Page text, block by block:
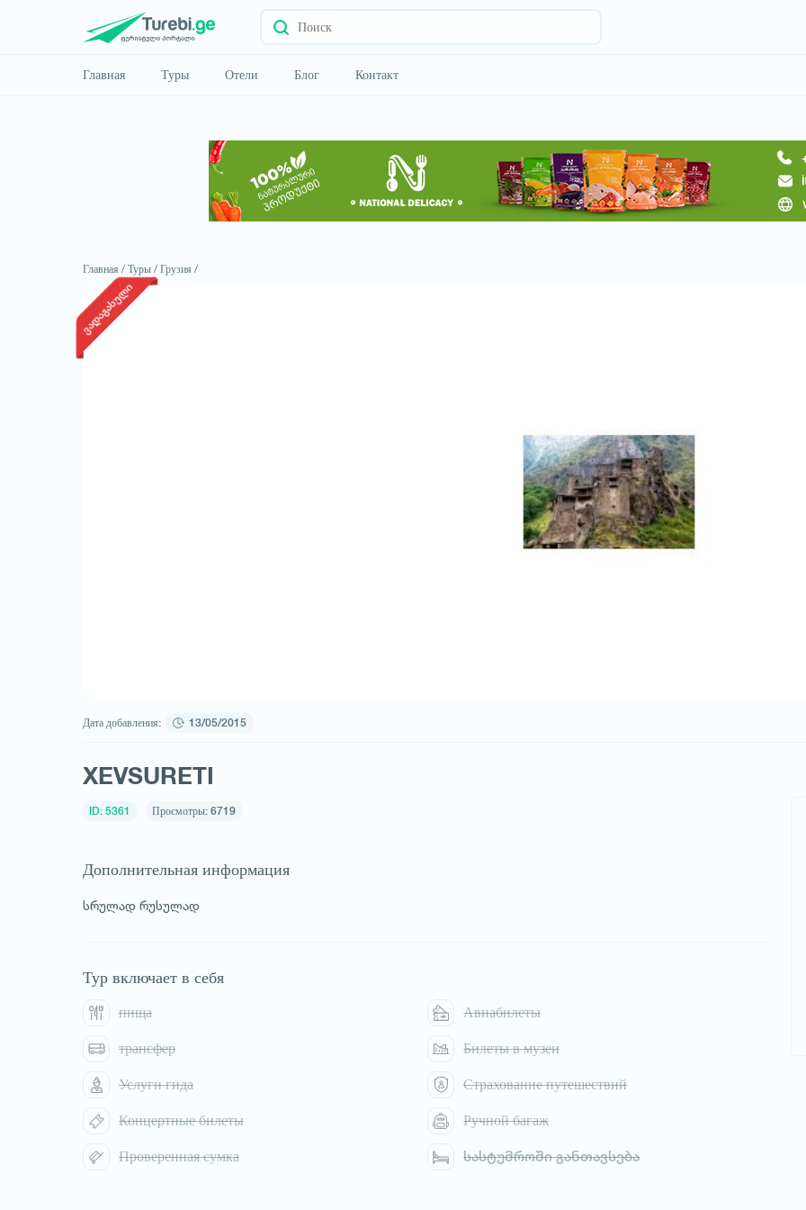
Главная Туры Отели Блог Контакт
Запросить тур
Главная / Туры / Грузия /
ვადაგასული
Дата добавления: 13/05/2015
XEVSURETI
ID: 5361 Просмотры: 6719
Дополнительная информация
სრულად რუსულად
Тур включает в себя
пища Авиабилеты
трансфер Билеты в музеи
Услуги гида Страхование путешествий
Концертные билеты Ручной багаж
Проверенная сумка სასტუმროში განთავსება